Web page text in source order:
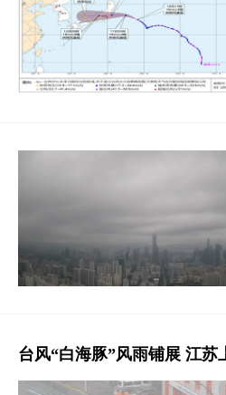
台风“白海豚”风雨铺展 江苏